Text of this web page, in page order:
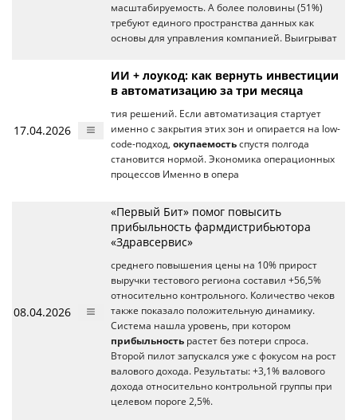
масштабируемость. А более половины (51%)
требуют единого пространства данных как
основы для управления компанией. Выигрыват
17.04.2026
ИИ + лоукод: как вернуть инвестиции
в автоматизацию за три месяца
тия решений. Если автоматизация стартует
именно с закрытия этих зон и опирается на low-
code-подход, окупаемость спустя полгода
становится нормой. Экономика операционных
процессов Именно в опера
08.04.2026
«Первый Бит» помог повысить
прибыльность фармдистрибьютора
«Здравсервис»
среднего повышения цены на 10% прирост
выручки тестового региона составил +56,5%
относительно контрольного. Количество чеков
также показало положительную динамику.
Система нашла уровень, при котором
прибыльность растет без потери спроса.
Второй пилот запускался уже с фокусом на рост
валового дохода. Результаты: +3,1% валового
дохода относительно контрольной группы при
целевом пороге 2,5%.